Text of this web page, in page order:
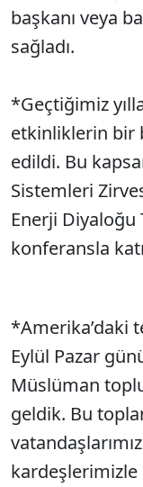
başkanı veya
sağladı.
*Geçtiğimiz
etkinliklerin bir
edildi. Bu
Sistemleri
Enerji Diyaloğu
konferansla
*Amerika’daki
Eylül Pazar
Müslüman
geldik. Bu
kardeşlerimizle